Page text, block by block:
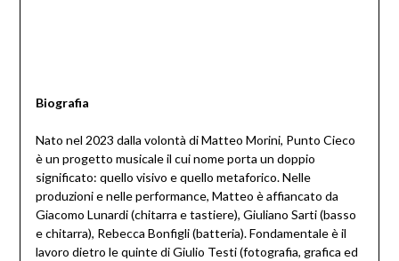
Biografia
Nato nel 2023 dalla volontà di Matteo Morini, Punto Cieco
è un progetto musicale il cui nome porta un doppio
significato: quello visivo e quello metaforico. Nelle
produzioni e nelle performance, Matteo è affiancato da
Giacomo Lunardi (chitarra e tastiere), Giuliano Sarti (basso
e chitarra), Rebecca Bonfigli (batteria). Fondamentale è il
lavoro dietro le quinte di Giulio Testi (fotografia, grafica ed